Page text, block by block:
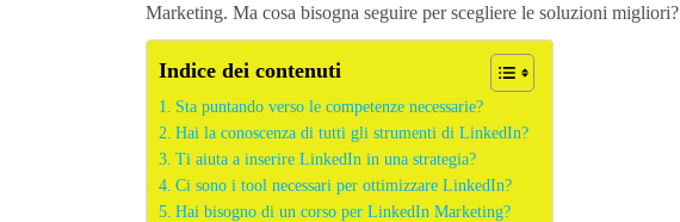
Marketing. Ma cosa bisogna seguire per scegliere le soluzioni migliori?
Indice dei contenuti
Sta puntando verso le competenze necessarie?
Hai la conoscenza di tutti gli strumenti di LinkedIn?
Ti aiuta a inserire LinkedIn in una strategia?
Ci sono i tool necessari per ottimizzare LinkedIn?
Hai bisogno di un corso per LinkedIn Marketing?